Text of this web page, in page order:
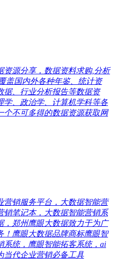
资源分享，数据资料求购,分析
盖国内外各种年鉴、统计资
据、行业分析报告等数据资
学、政治学、计算机学科等各
个不可多得的数据资源获取网
营销服务平台，大数据智能营
销笔记本，大数据智能营销系
，郑州鹰眼大数据致力于为广
！鹰眼大数据品牌商标鹰眼智
系统，鹰眼智能拓客系统，ai
当代企业营销必备工具